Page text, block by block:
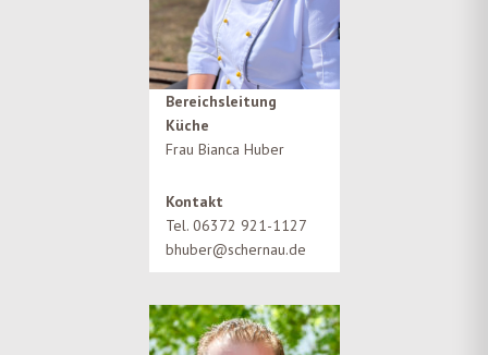
Bereichsleitung
Küche
Frau Bianca Huber
Kontakt
Tel. 06372 921-1127
bhuber@schernau.de